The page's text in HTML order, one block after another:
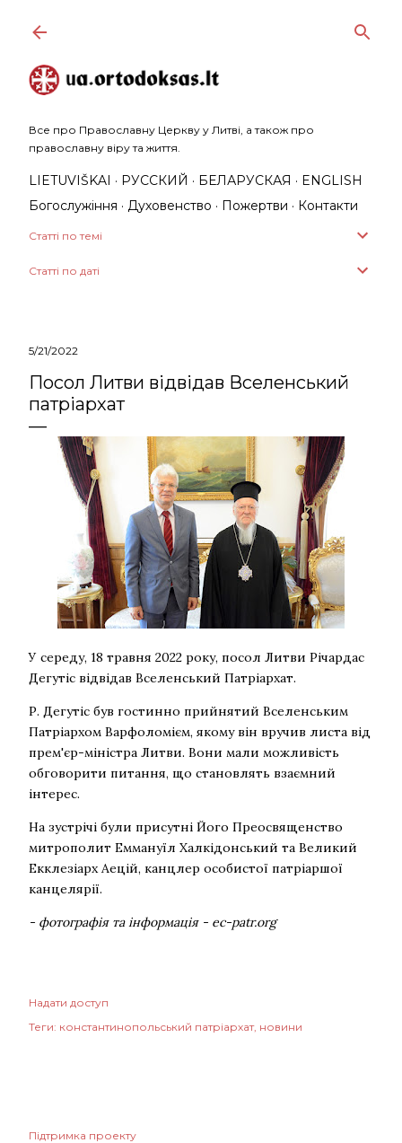
Все про Православну Церкву у Литві, а також про
православну віру та життя.
LIETUVIŠKAI РУССКИЙ БЕЛАРУСКАЯ
ENGLISH
Богослужіння
Духовенство Пожертви Контакти
Статті по темі
Статті по даті
5/21/2022
Посол Литви відвідав Вселенський
патріархат
У середу, 18 травня 2022 року, посол Литви Річардас
Дегутіс відвідав Вселенський Патріархат.
Р. Дегутіс був гостинно прийнятий Вселенським
Патріархом Варфоломієм, якому він вручив листа від
прем'єр-міністра Литви. Вони мали можливість
обговорити питання, що становлять взаємний
інтерес.
На зустрічі були присутні Його Преосвященство
митрополит Еммануїл Халкідонський та Великий
Екклезіарх Аецій, канцлер особистої патріаршої
канцелярії.
- фотографія та інформація - ec-patr.org
Надати доступ
Теги: константинопольський патріархат новини
Підтримка проекту